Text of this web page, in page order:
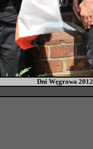
Dni Węgrowa 2012